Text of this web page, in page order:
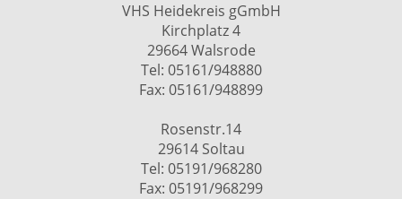
VHS Heidekreis gGmbH
Kirchplatz 4
29664 Walsrode
Tel: 05161/948880
Fax: 05161/948899
Rosenstr.14
29614 Soltau
Tel: 05191/968280
Fax: 05191/968299